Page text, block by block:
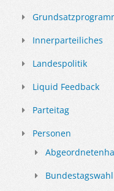
Innerparteiliches
Landespolitik
Liquid Feedback
Parteitag
Personen